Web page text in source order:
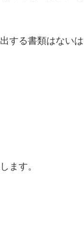
する書類はないは
ます。